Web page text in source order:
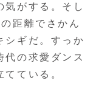
気がする。そし
距離でさかん
シギだ。すっか
代の求愛ダンス
ている。